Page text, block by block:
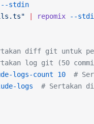
--stdin
repomix --
diff git untuk
log git (50
logs-count 10
#
logs
# Sertakan